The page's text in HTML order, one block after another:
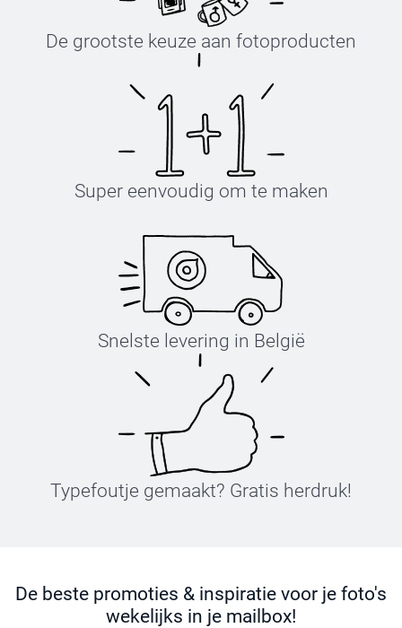
De grootste keuze aan fotoproducten
Super eenvoudig om te maken
Snelste levering in België
Typefoutje gemaakt? Gratis herdruk!
De beste promoties & inspiratie voor je foto's
wekelijks in je mailbox!